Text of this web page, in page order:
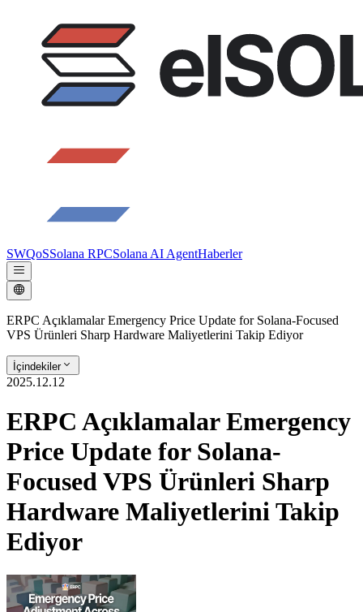
SWQoSSolana RPCSolana AI AgentHaberler
ERPC Açıklamalar Emergency Price Update for Solana-Focused
VPS Ürünleri Sharp Hardware Maliyetlerini Takip Ediyor
İçindekiler
2025.12.12
ERPC Açıklamalar Emergency
Price Update for Solana-
Focused VPS Ürünleri Sharp
Hardware Maliyetlerini Takip
Ediyor